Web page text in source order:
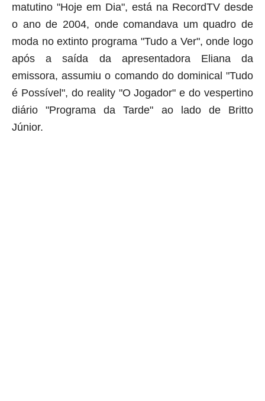
matutino "Hoje em Dia", está na RecordTV desde
o ano de 2004, onde comandava um quadro de
moda no extinto programa "Tudo a Ver", onde logo
após a saída da apresentadora Eliana da
emissora, assumiu o comando do dominical "Tudo
é Possível", do reality "O Jogador" e do vespertino
diário "Programa da Tarde" ao lado de Britto
Júnior.